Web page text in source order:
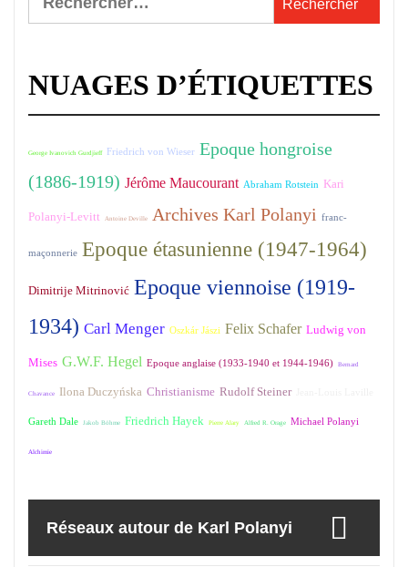
NUAGES D’ÉTIQUETTES
George Ivanovich Gurdjieff Friedrich von Wieser Epoque hongroise
(1886-1919) Jérôme Maucourant Abraham Rotstein Kari
Polanyi-Levitt Antoine Deville Archives Karl Polanyi franc-
maçonnerie Epoque étasunienne (1947-1964)
Dimitrije Mitrinović Epoque viennoise (1919-
1934) Carl Menger Oszkár Jászi Felix Schafer Ludwig von
Mises G.W.F. Hegel Epoque anglaise (1933-1940 et 1944-1946) Bernard
Chavance Ilona Duczyńska Christianisme Rudolf Steiner
Gareth Dale Jakob Böhme Friedrich Hayek Pierre Alary Alfred R. Orage Michael Polanyi
Alchimie
Réseaux autour de Karl Polanyi